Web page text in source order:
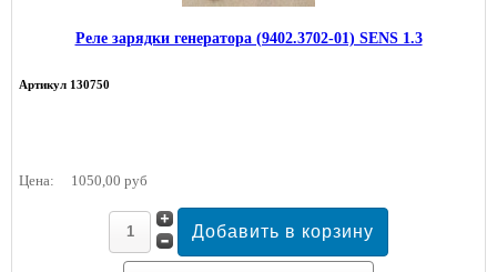
Реле зарядки генератора (9402.3702-01) SENS 1.3
Артикул 130750
Цена: 1050,00 руб